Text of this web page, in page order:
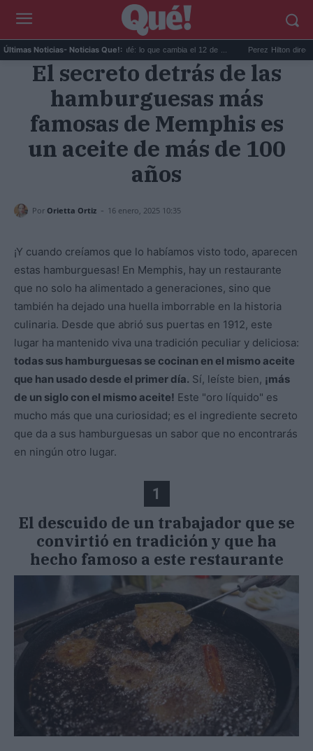
Últimas Noticias- Noticias Que!:
Reciclar cápsulas de café: lo que cambia el 12 de ... Perez Hilton directo
El secreto detrás de las
hamburguesas más
famosas de Memphis es
un aceite de más de 100
años
Por Orietta Ortiz - 16 enero, 2025 10:35
¡Y cuando creíamos que lo habíamos visto todo, aparecen
estas hamburguesas! En Memphis, hay un restaurante
que no solo ha alimentado a generaciones, sino que
también ha dejado una huella imborrable en la historia
culinaria. Desde que abrió sus puertas en 1912, este
lugar ha mantenido viva una tradición peculiar y deliciosa:
todas sus hamburguesas se cocinan en el mismo aceite
que han usado desde el primer día. Sí, leíste bien, ¡más
de un siglo con el mismo aceite! Este "oro líquido" es
mucho más que una curiosidad; es el ingrediente secreto
que da a sus hamburguesas un sabor que no encontrarás
en ningún otro lugar.
1
El descuido de un trabajador que se
convirtió en tradición y que ha
hecho famoso a este restaurante